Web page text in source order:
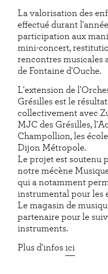
La valorisation des
effectué durant
participation aux
mini-concert,
rencontres musicales
de Fontaine d'Ouche.
L'extension de
Grésilles est le
collectivement avec
MJC des Grésilles,
Champollion, les
Dijon Métropole.
Le projet est soutenu
notre mécène
qui a notamment
instrumental pour les
Le magasin de
partenaire pour le
instruments.
Plus d'infos ici